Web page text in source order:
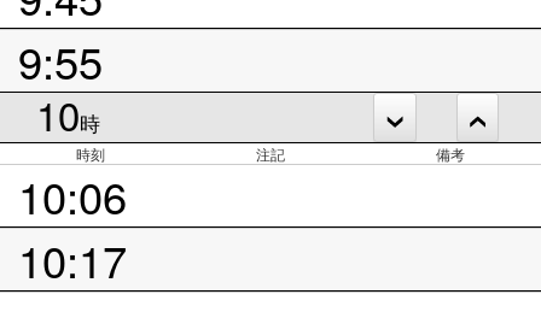
9:55
10時
時刻 注記 備考
10:06
10:17